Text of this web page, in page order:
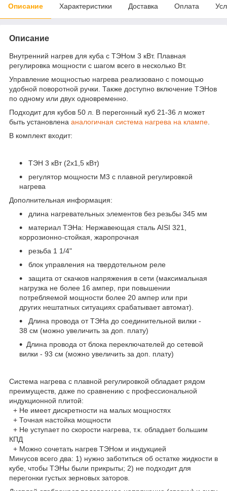
Описание Характеристики Доставка Оплата
Описание
Внутренний нагрев для куба с ТЭНом 3 кВт. Плавная
регулировка мощности с шагом всего в несколько Вт.
Управление мощностью нагрева реализовано с помощью
удобной поворотной ручки. Также доступно включение ТЭНов
по одному или двух одновременно.
Подходит для кубов 50 л. В перегонный куб 21-36 л может
быть установлена аналогичная система нагрева на клампе
В комплект входит:
ТЭН 3 кВт (2х1,5 кВт)
регулятор мощности М3 с плавной регулировкой
нагрева
Дополнительная информация:
длина нагревательных элементов без резьбы 345 мм
материал ТЭНа: Нержавеющая сталь AISI 321,
коррозионно-стойкая, жаропрочная
резьба 1 1/4"
блок управления на твердотельном реле
защита от скачков напряжения в сети (максимальная
нагрузка не более 16 ампер, при повышении
потребляемой мощности более 20 ампер или при
других нештатных ситуациях срабатывает автомат).
Длина провода от ТЭНа до соединительной вилки -
38 см (можно увеличить за доп. плату)
Длина провода от блока переключателей до сетевой
вилки - 93 см (можно увеличить за доп. плату)
Система нагрева с плавной регулировкой обладает рядом
преимуществ, даже по сравнению с профессиональной
индукционной плитой:
+ Не имеет дискретности на малых мощностях
+ Точная настойка мощности
+ Не уступает по скорости нагрева, т.к. обладает большим
КПД
+ Можно сочетать нагрев ТЭНом и индукцией
Минусов всего два: 1) нужно заботиться об остатке жидкости в
кубе, чтобы ТЭНы были прикрыты; 2) не подходит для
перегонки густых зерновых заторов.